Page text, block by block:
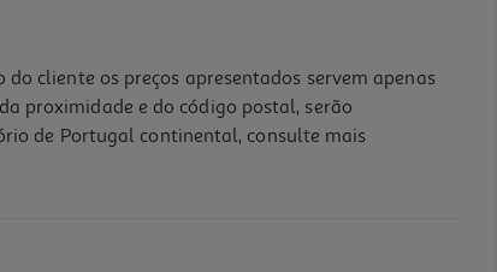
cliente os preços apresentados servem apenas
proximidade e do código postal, serão
de Portugal continental, consulte mais